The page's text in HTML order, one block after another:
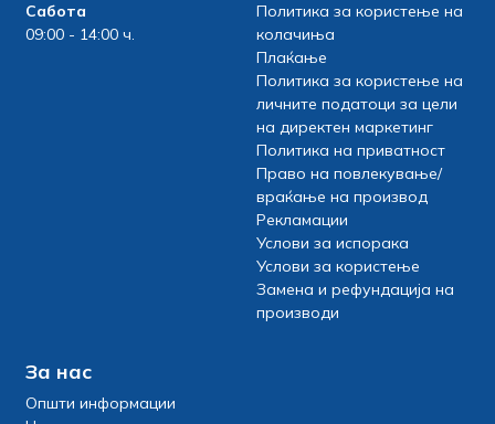
Сабота
09:00 - 14:00 ч.
Политика за користење на
колачиња
Плаќање
Политика за користење на
личните податоци за цели
на директен маркетинг
Политика на приватност
Право на повлекување/
враќање на производ
Рекламации
Услови за испорака
Услови за користење
Замена и рефундација на
производи
За нас
Општи информации